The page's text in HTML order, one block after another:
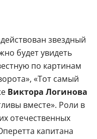
звездный
будет увидеть
по картинам
«Тот самый
Виктора Логинова
вместе». Роли в
отечественных
капитана